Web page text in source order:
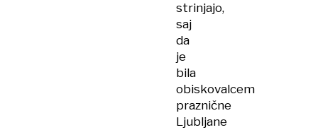
strinjajo,
saj
da
je
bila
obiskovalcem
praznične
Ljubljane